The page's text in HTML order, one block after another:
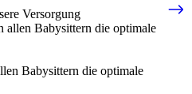
Versorgung
Babysittern die optimale